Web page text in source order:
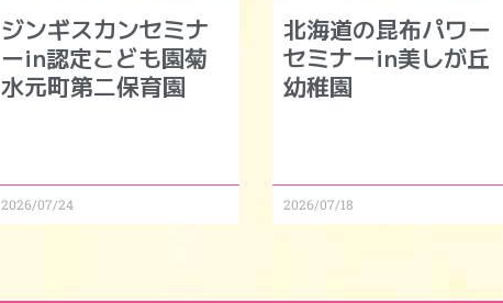
ジンギスカンセミナ
ーin認定こども園菊
水元町第二保育園
2026/07/24
北海道の昆布パワー
セミナーin美しが丘
幼稚園
2026/07/18